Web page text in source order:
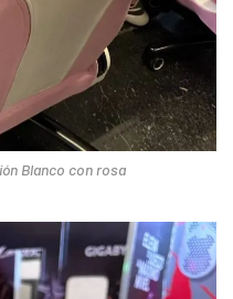
Blanco con rosa